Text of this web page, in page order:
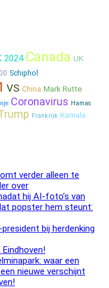
2024 Canada UK
Schiphol
VS China Mark Rutte
Coronavirus Hamas
Frankrijk Kamala
verder alleen te
over
hij AI-foto’s van
popster hem steunt:
bij herdenking
waar een
nieuwe verschijnt